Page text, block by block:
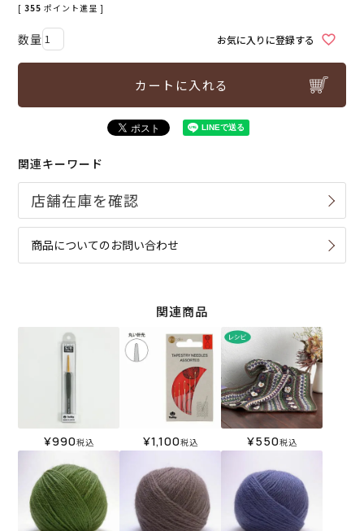
[ 355 ポイント進呈 ]
お気に入りに登録する
カートに入れる
関連キーワード
商品についてのお問い合わせ
関連商品
¥990税込 ¥1,100税込 ¥550税込